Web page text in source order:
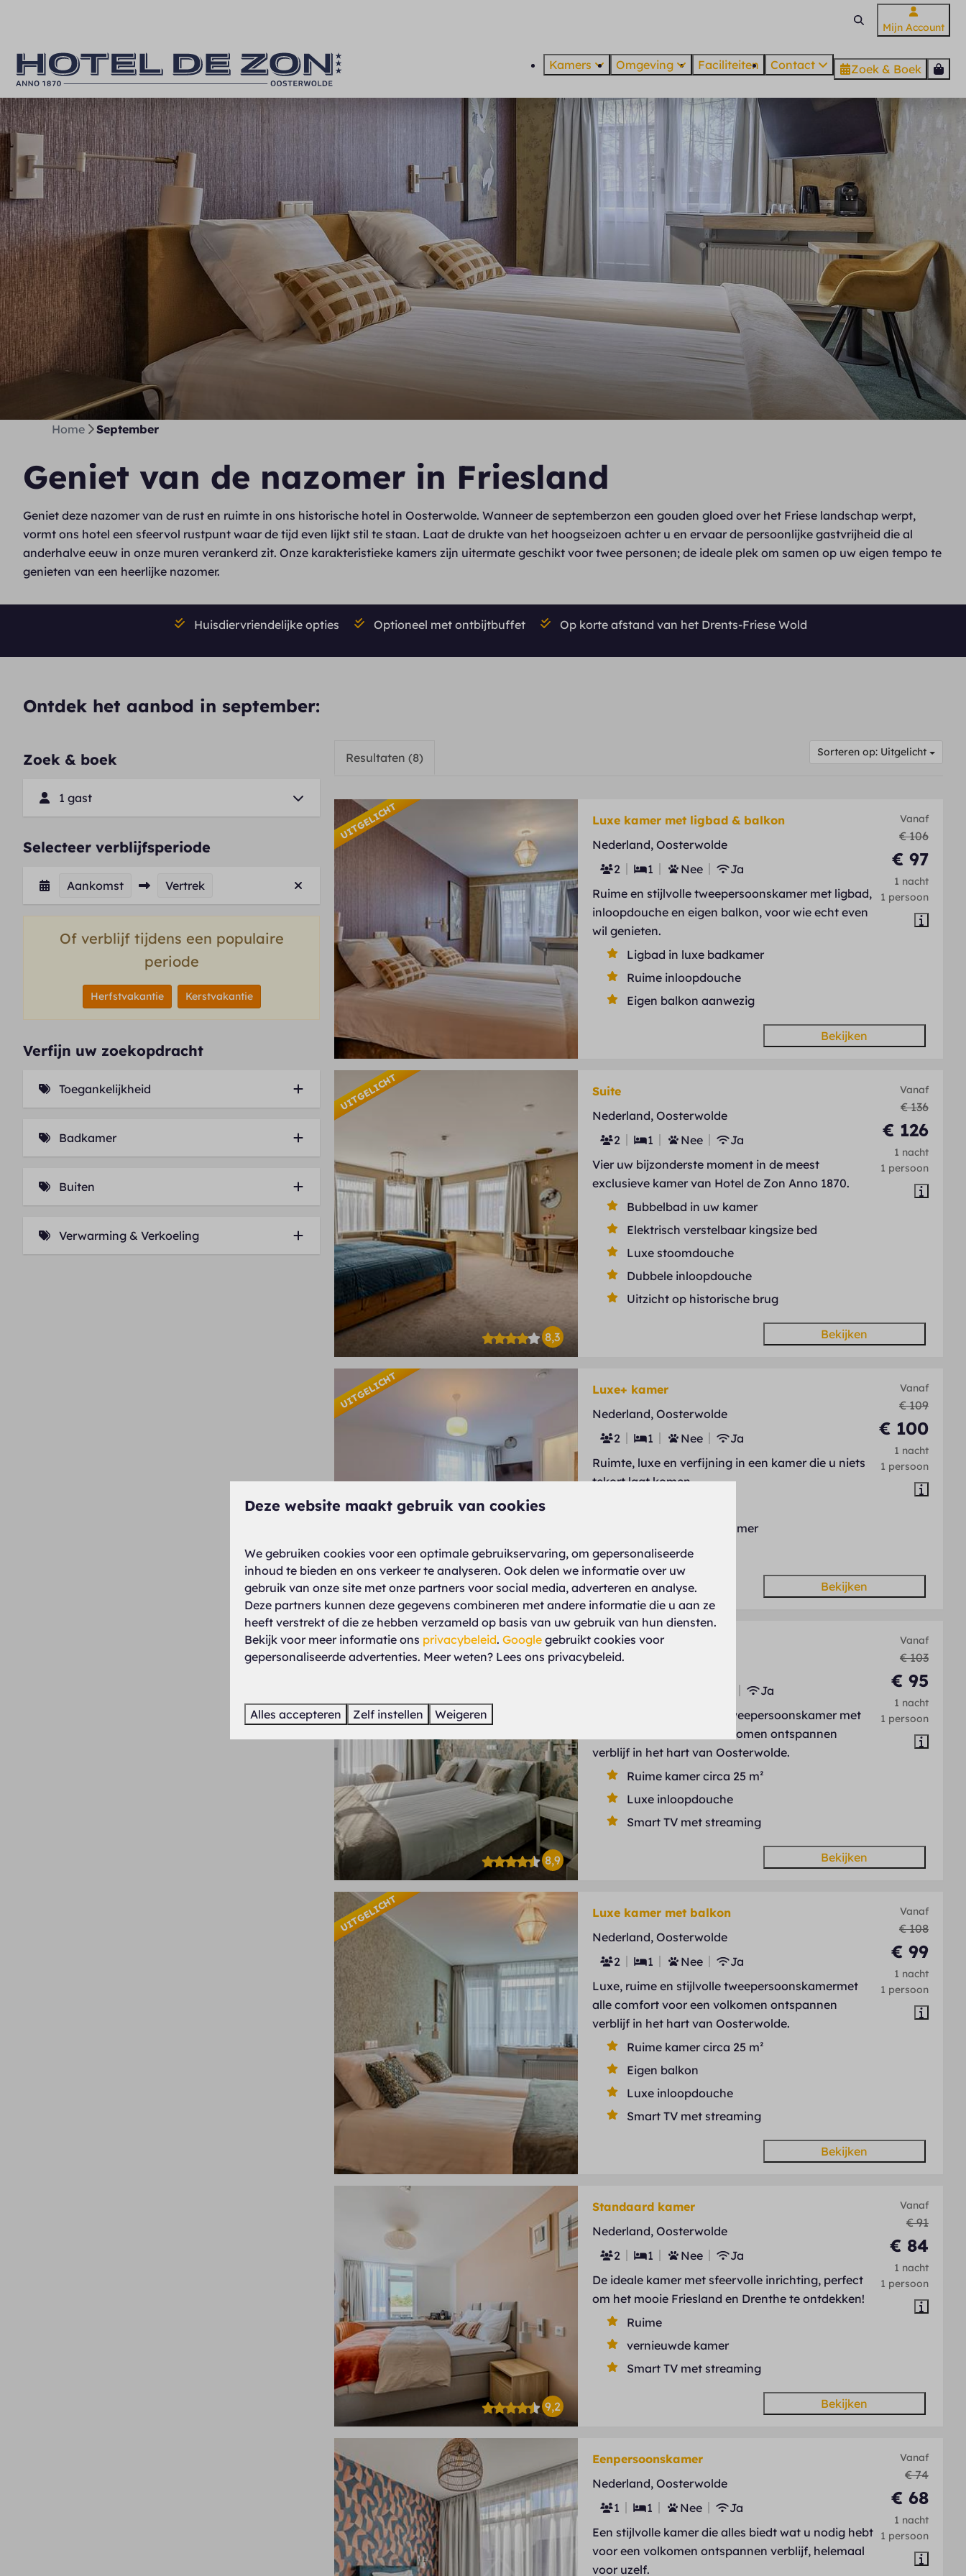
Mijn Account
Kamers Omgeving Faciliteiten Contact Zoek & Boek
Home September
Geniet van de nazomer in Friesland
Geniet deze nazomer van de rust en ruimte in ons historische hotel in Oosterwolde. Wanneer de septemberzon een gouden gloed over het Friese landschap werpt,
vormt ons hotel een sfeervol rustpunt waar de tijd even lijkt stil te staan. Laat de drukte van het hoogseizoen achter u en ervaar de persoonlijke gastvrijheid die al
anderhalve eeuw in onze muren verankerd zit. Onze karakteristieke kamers zijn uitermate geschikt voor twee personen; de ideale plek om samen op uw eigen tempo te
genieten van een heerlijke nazomer.
Huisdiervriendelijke opties Optioneel met ontbijtbuffet Op korte afstand van het Drents-Friese Wold
Ontdek het aanbod in september:
Zoek & boek
1 gast
Selecteer verblijfsperiode
Aankomst Vertrek
Of verblijf tijdens een populaire
periode
Herfstvakantie Kerstvakantie
Verfijn uw zoekopdracht
Toegankelijkheid
Badkamer
Buiten
Verwarming & Verkoeling
Sorteren op: Uitgelicht
Resultaten (8)
UITGELICHT Vanaf
€ 106
€ 97
1 nacht
1 persoon
Luxe kamer met ligbad & balkon
Nederland, Oosterwolde
2
1 Nee
Ja
Ruime en stijlvolle tweepersoonskamer met ligbad,
inloopdouche en eigen balkon, voor wie echt even
wil genieten.
Ligbad in luxe badkamer
Ruime inloopdouche
Eigen balkon aanwezig
Bekijken
UITGELICHT
8,3
Vanaf
€ 136
€ 126
1 nacht
1 persoon
Suite
Nederland, Oosterwolde
2
1 Nee
Ja
Vier uw bijzonderste moment in de meest
exclusieve kamer van Hotel de Zon Anno 1870.
Bubbelbad in uw kamer
Elektrisch verstelbaar kingsize bed
Luxe stoomdouche
Dubbele inloopdouche
Uitzicht op historische brug
Bekijken
UITGELICHT Vanaf
€ 109
€ 100
1 nacht
1 persoon
Luxe+ kamer
Nederland, Oosterwolde
2
1 Nee
Ja
Ruimte, luxe en verfijning in een kamer die u niets
tekort laat komen.
Stijlvolle luxe badkamer
Ruime kamer
Bekijken
UITGELICHT
8,9
Vanaf
€ 103
€ 95
1 nacht
1 persoon
Luxe kamer
Nederland, Oosterwolde
Ja
Luxe, ruime en stijlvolle tweepersoonskamer met
alle comfort voor een volkomen ontspannen
verblijf in het hart van Oosterwolde.
Ruime kamer circa 25 m²
Luxe inloopdouche
Smart TV met streaming
Bekijken
UITGELICHT Vanaf
€ 108
€ 99
1 nacht
1 persoon
Luxe kamer met balkon
Nederland, Oosterwolde
2
1 Nee
Ja
Luxe, ruime en stijlvolle tweepersoonskamermet
alle comfort voor een volkomen ontspannen
verblijf in het hart van Oosterwolde.
Ruime kamer circa 25 m²
Eigen balkon
Luxe inloopdouche
Smart TV met streaming
Bekijken
9,2
Vanaf
€ 91
€ 84
1 nacht
1 persoon
Standaard kamer
Nederland, Oosterwolde
2
1 Nee
Ja
De ideale kamer met sfeervolle inrichting, perfect
om het mooie Friesland en Drenthe te ontdekken!
Ruime
vernieuwde kamer
Smart TV met streaming
Bekijken
Vanaf
€ 74
€ 68
1 nacht
1 persoon
Eenpersoonskamer
Nederland, Oosterwolde
1
1 Nee
Ja
Een stijlvolle kamer die alles biedt wat u nodig hebt
voor een volkomen ontspannen verblijf, helemaal
voor uzelf.
Deze website maakt gebruik van cookies
We gebruiken cookies voor een optimale gebruikservaring, om gepersonaliseerde
inhoud te bieden en ons verkeer te analyseren. Ook delen we informatie over uw
gebruik van onze site met onze partners voor social media, adverteren en analyse.
Deze partners kunnen deze gegevens combineren met andere informatie die u aan ze
heeft verstrekt of die ze hebben verzameld op basis van uw gebruik van hun diensten.
Bekijk voor meer informatie ons privacybeleid. Google gebruikt cookies voor
gepersonaliseerde advertenties. Meer weten? Lees ons privacybeleid.
Alles accepteren Zelf instellen Weigeren